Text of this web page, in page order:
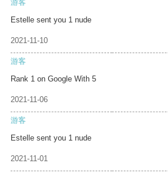
游客
Estelle sent you 1 nude
2021-11-10
游客
Rank 1 on Google With 5
2021-11-06
游客
Estelle sent you 1 nude
2021-11-01